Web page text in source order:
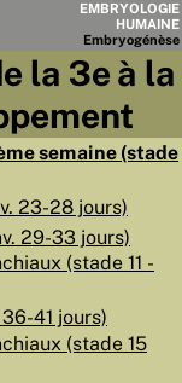
EMBRYOLOGIE
HUMAINE
Embryogénèse
Module8
OBJECTIFS
RÉSUMÉ
▶
la 3e à la
semaine (stade
23-28 jours)
29-33 jours)
(stade 11 -
41 jours)
(stade 15